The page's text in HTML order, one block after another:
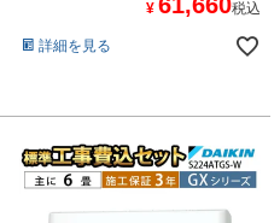
¥ 税込
詳細を見る